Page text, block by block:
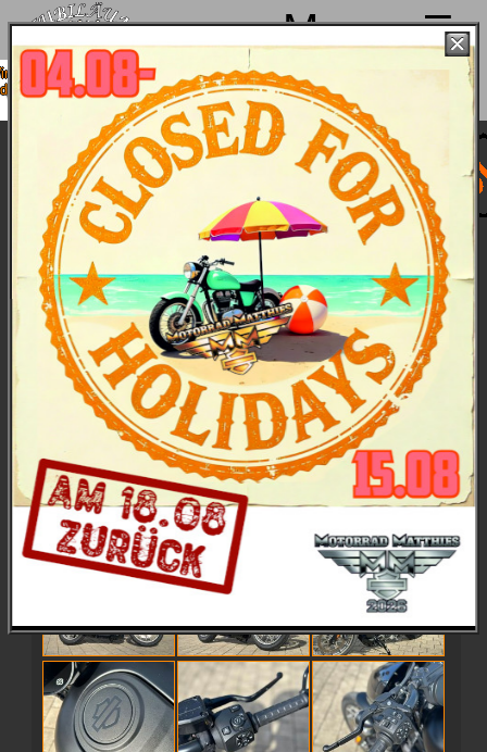
Menu
von 4. bis 15.08. Sommerpause
ab 18.08. wieder mit voller Power für
Euch da!
Used Sportster Nightster Special
Bilder Technische Daten
Wie special darf Dein Leben sein? Sie tritt an, um
den Trott aus dem Alltag zu kicken.
Unsere Vorführmaschinen sind top-gepflegt und
werden nach jeder Tour auf Herz und Nieren
geprüft. Dies ist eine dieser Maschinen.
Preis: 14.800,-- €